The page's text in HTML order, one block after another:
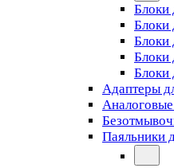
Блоки
Блоки
Блоки
Блоки
Блоки
Адаптеры
Паяльники